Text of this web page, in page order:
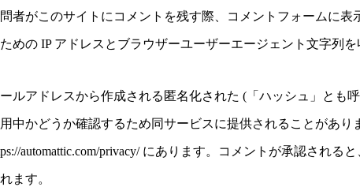
者がこのサイトにコメントを残す際、コメントフォームに
めの IP アドレスとブラウザーユーザーエージェント文字列を
ルアドレスから作成される匿名化された (「ハッシュ」とも
中かどうか確認するため同サービスに提供されることがあ
automattic.com/privacy/ にあります。コメントが承認され
ます。